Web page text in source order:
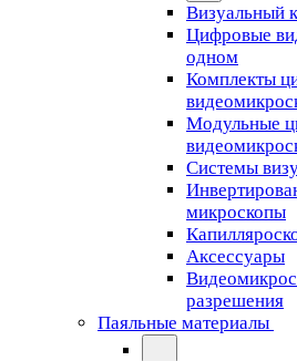
Визуальный
Цифровые
одном
Комплекты
Модульные
Cистемы
микроскопы
Аксессуары
разрешения
Паяльные материалы